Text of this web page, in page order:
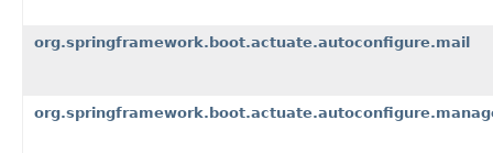
org.springframework.boot.actuate.autoconfigure.mail